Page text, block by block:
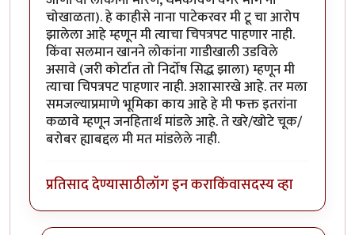
चोखाळता). हे काहीसे नाना पाटेकरवर मी टू चा आरोप
झालेला आहे म्हणून मी त्याचा चिपत्रपट पाहणार नाही.
किंवा सलमान खानने लोकांना गाडीखाली उडविले
असावे (जरी कोर्टात तो निर्दोष सिद्ध झाला) म्हणून मी
त्याचा चिपत्रपट पाहणार नाही. अशासारखे आहे. तर मला
समजल्याप्रमाणे भूमिका काय आहे हे मी फक्त इतरांना
कळावे म्हणून जनहितार्थ मांडले आहे. ते खरे/खोटे चूक/
बरोबर ह्याबद्दल मी मत मांडलेले नाही.
प्रतिसाद देण्यासाठीलॉग इन कराकिंवासदस्य व्हा